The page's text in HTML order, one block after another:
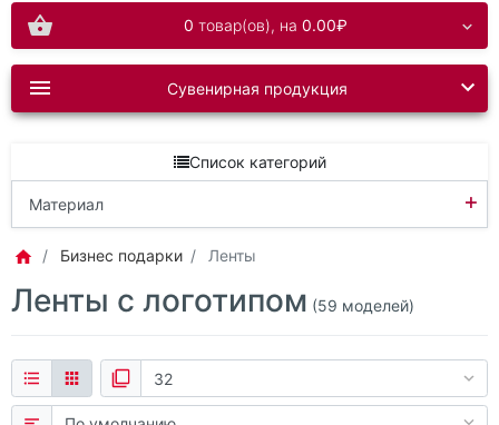
0 товар(ов), на 0.00₽
Сувенирная продукция
Список категорий
Материал +
Нейлон
Пластик
Текстиль
Бизнес подарки Ленты
Ленты с логотипом (59 моделей)